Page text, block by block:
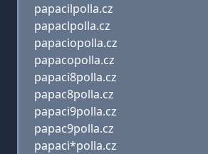
papacilpolla.cz
papaclpolla.cz
papaciopolla.cz
papacopolla.cz
papaci8polla.cz
papac8polla.cz
papaci9polla.cz
papac9polla.cz
papaci*polla.cz